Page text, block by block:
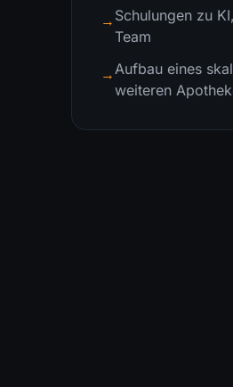
→ Schulungen zu
Team
→ Aufbau eines
weiteren